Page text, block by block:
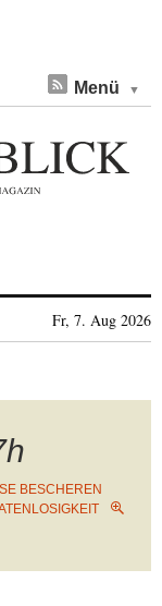
Menü
Fr, 7. Aug 2026
BESCHEREN